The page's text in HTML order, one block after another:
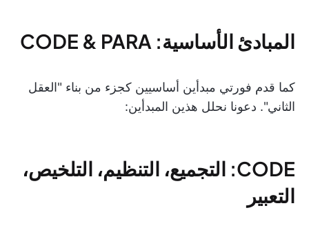
المبادئ الأساسية: CODE & PARA
كما قدم فورتي مبدأين أساسيين كجزء من بناء "العقل
الثاني". دعونا نحلل هذين المبدأين:
CODE: التجميع، التنظيم، التلخيص،
التعبير